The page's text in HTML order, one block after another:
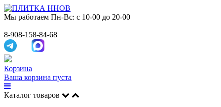
Мы работаем Пн-Вс: с 10-00 до 20-00
8-908-158-84-68
Корзина
Ваша корзина пуста
Каталог товаров